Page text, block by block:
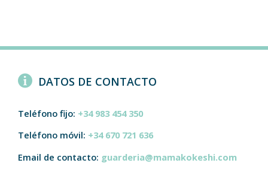
DATOS DE CONTACTO
Teléfono fijo: +34 983 454 350
Teléfono móvil: +34 670 721 636
Email de contacto: guarderia@mamakokeshi.com